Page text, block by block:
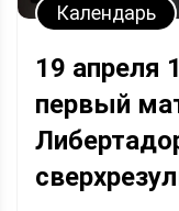
Календарь
19 апреля
первый